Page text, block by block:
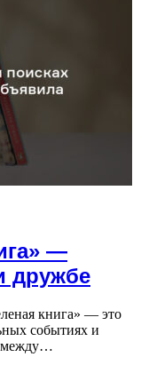
—
дружбе
книга» — это
событиях и
между…